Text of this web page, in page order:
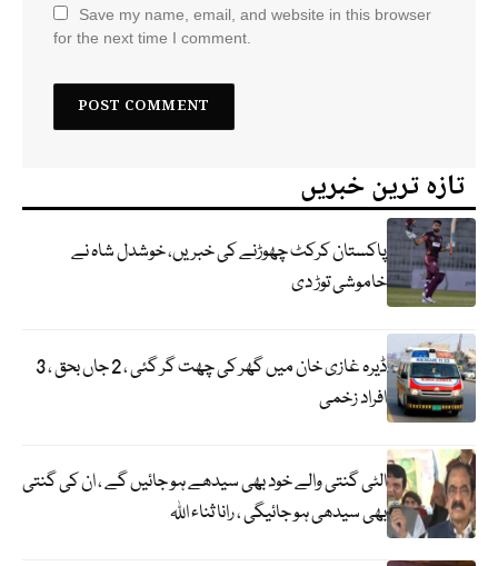
Save my name, email, and website in this browser
for the next time I comment.
تازہ ترین خبریں
پاکستان کرکٹ چھوڑنے کی خبریں، خوشدل شاہ نے
خاموشی توڑ دی
ڈیرہ غازی خان میں گھر کی چھت گر گئی ، 2 جاں بحق ، 3
افراد زخمی
الٹی گنتی والے خود بھی سیدھے ہو جائیں گے ، ان کی گنتی
بھی سیدھی ہو جائیگی ، رانا ثناء اللہ